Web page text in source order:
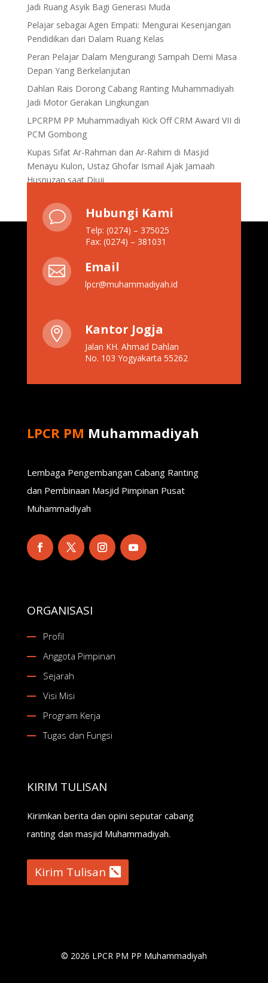
Jadi Ruang Asyik Bagi Generasi Muda
Pelajar sebagai Agen Empati: Mengurai Kesenjangan
Pendidikan dari Dalam Ruang Kelas
Peran Pelajar Dalam Mengurangi Sampah Demi Masa
Depan Yang Berkelanjutan
Dahlan Rais Dorong Cabang Ranting Muhammadiyah
Jadi Motor Gerakan Lingkungan
LPCRPM PP Muhammadiyah Kick Off CRM Award VII di
PCM Gombong
Kupas Sifat Ar-Rahman dan Ar-Rahim di Masjid
Menayu Kulon, Ustaz Ghofar Ismail Ajak Jamaah
Husnuzan saat Diuji
v Hubungi Kami
Telp: (0274) – 375025
Fax: (0274) – 381031
 Email
lpcr@muhammadiyah.id
 Kantor Jogja
Jalan KH. Ahmad Dahlan
No. 103 Yogyakarta 55262
LPCR PM Muhammadiyah
Lembaga Pengembangan Cabang Ranting
dan Pembinaan Masjid Pimpinan Pusat
Muhammadiyah
ORGANISASI
Profil
Anggota Pimpinan
Sejarah
Visi Misi
Program Kerja
Tugas dan Fungsi
KIRIM TULISAN
Kirimkan berita dan opini seputar cabang
ranting dan masjid Muhammadiyah.
Kirim Tulisan
© 2026 LPCR PM PP Muhammadiyah